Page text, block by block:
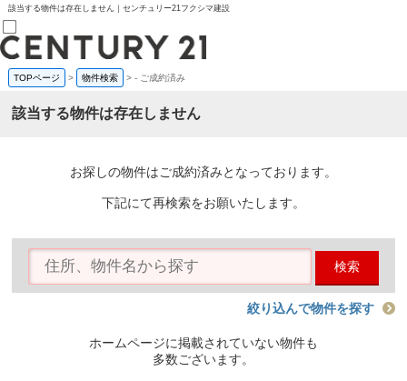
該当する物件は存在しません｜センチュリー21フクシマ建設
売買部
0120-800-844
賃貸部
会員メニュー
物件を探す
購入TOP
条件から探す
住宅ローン控除シミュレータ
TOPページ > 物件検索 >- ご成約済み
該当する物件は存在しません
お探しの物件はご成約済みとなっております。
下記にて再検索をお願いたします。
検索
絞り込んで物件を探す
ホームページに掲載されていない物件も
多数ございます。